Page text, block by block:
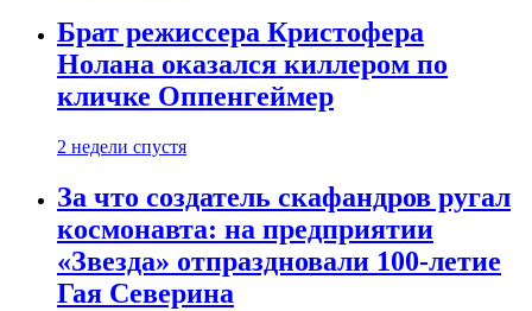
Брат режиссера Кристофера
Нолана оказался киллером по
кличке Оппенгеймер
2 недели спустя
За что создатель скафандров ругал
космонавта: на предприятии
«Звезда» отпраздновали 100-летие
Гая Северина